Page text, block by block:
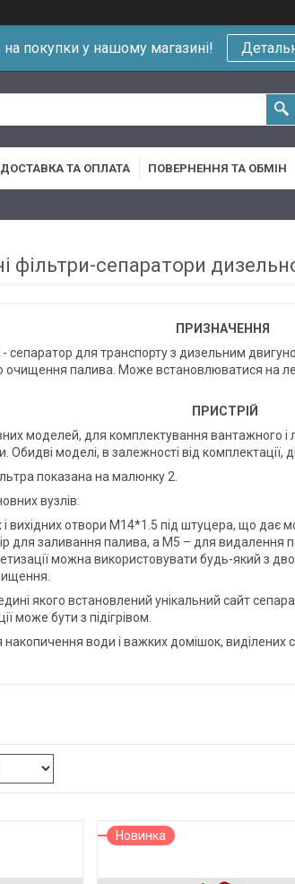
покупки у нашому магазині!
ДОСТАВКА ТА ОПЛАТА ПОВЕРНЕННЯ ТА ОБМІН
фільтри-сепаратори
ПРИЗНАЧЕННЯ
для транспорту з дизельним
очищення палива. Може встановлюватися на
ПРИСТРІЙ
моделей, для комплектування вантажного і
моделі, в залежності від комплектації,
показана на малюнку 2.
вузлів:
вихідних отвори М14*1.5 під штуцера, що дає
для заливання палива, а М5 – для видалення
можна використовувати будь-який з
якого встановлений унікальний сайт
може бути з підігрівом.
води і важких домішок, виділених
Новинка